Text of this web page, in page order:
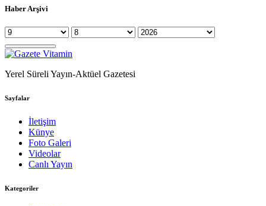
Haber Arşivi
Yerel Süreli Yayın-Aktüel Gazetesi
Sayfalar
İletişim
Künye
Foto Galeri
Videolar
Canlı Yayın
Kategoriler